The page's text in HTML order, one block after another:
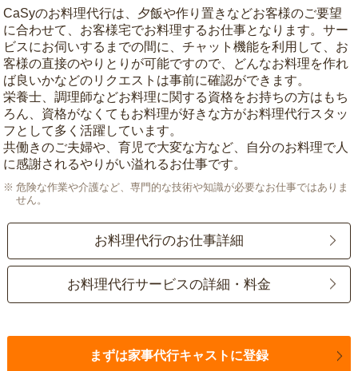
CaSyのお料理代行は、夕飯や作り置きなどお客様のご要望
に合わせて、お客様宅でお料理するお仕事となります。サー
ビスにお伺いするまでの間に、チャット機能を利用して、お
客様の直接のやりとりが可能ですので、どんなお料理を作れ
ば良いかなどのリクエストは事前に確認ができます。
栄養士、調理師などお料理に関する資格をお持ちの方はもち
ろん、資格がなくてもお料理が好きな方がお料理代行スタッ
フとして多く活躍しています。
共働きのご夫婦や、育児で大変な方など、自分のお料理で人
に感謝されるやりがい溢れるお仕事です。
危険な作業や介護など、専門的な技術や知識が必要なお仕事ではありま
せん。
お料理代行のお仕事詳細
お料理代行サービスの詳細・料金
まずは家事代行キャストに登録